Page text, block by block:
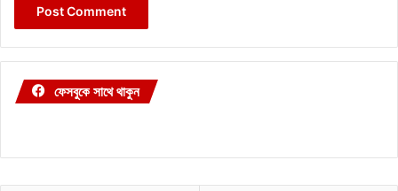
ফেসবুকে সাথে থাকুন